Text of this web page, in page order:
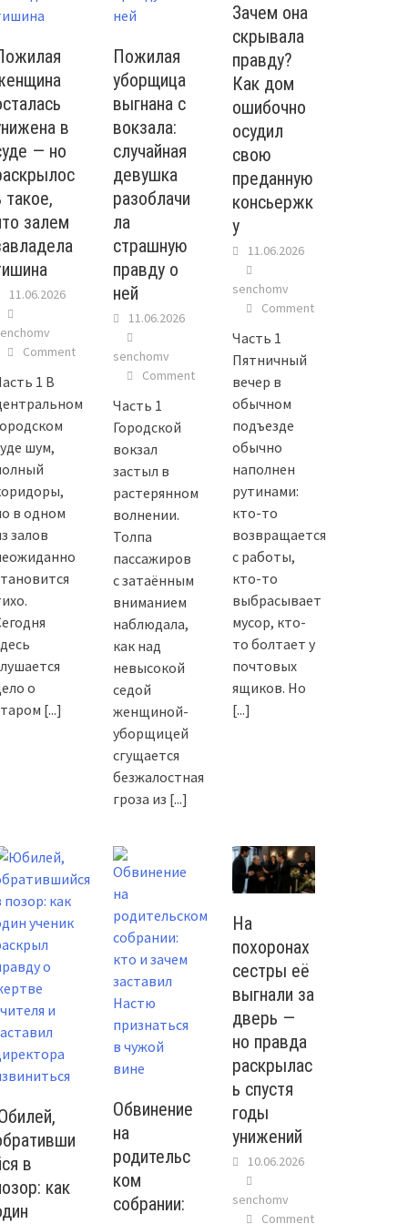
в
— но
такое,
залем
11.06.2026
Comment
1 В
шум,
в одном
залов
о
[...]
Пожилая
уборщица
выгнана с
вокзала:
случайная
девушка
разоблачи
ла
страшную
правду о
ней
11.06.2026
senchomv
Comment
Часть 1
Городской
вокзал
застыл в
растерянном
волнении.
Толпа
пассажиров
с затаённым
вниманием
наблюдала,
как над
невысокой
седой
женщиной-
уборщицей
сгущается
безжалостная
гроза из [...]
Зачем она
скрывала
правду?
Как дом
ошибочно
осудил
свою
преданную
консьержк
у
11.06.2026
senchomv
Comment
Часть 1
Пятничный
вечер в
обычном
подъезде
обычно
наполнен
рутинами:
кто-то
возвращается
с работы,
кто-то
выбрасывает
мусор, кто-
то болтает у
почтовых
ящиков. Но
[...]
в
как
Обвинение
на
родительс
ком
собрании:
На
похоронах
сестры её
выгнали за
дверь —
но правда
раскрылас
ь спустя
годы
унижений
10.06.2026
senchomv
Comment